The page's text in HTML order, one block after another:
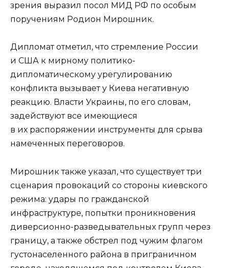
зрения выразил посол МИД РФ по особым
поручениям Родион Мирошник.
Дипломат отметил, что стремление России
и США к мирному политико-
дипломатическому урегулированию
конфликта вызывает у Киева негативную
реакцию. Власти Украины, по его словам,
задействуют все имеющиеся
в их распоряжении инструменты для срыва
намеченных переговоров.
Мирошник также указал, что существует три
сценария провокаций со стороны киевского
режима: удары по гражданской
инфраструктуре, попытки проникновения
диверсионно-разведывательных групп через
границу, а также обстрел под чужим флагом
густонаселенного района в приграничном